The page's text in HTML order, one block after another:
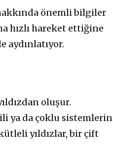
önemli bilgiler
hızlı hareket ettiğine
aydınlatıyor.
oluşur.
ya da çoklu sistemlerin
yıldızlar, bir çift